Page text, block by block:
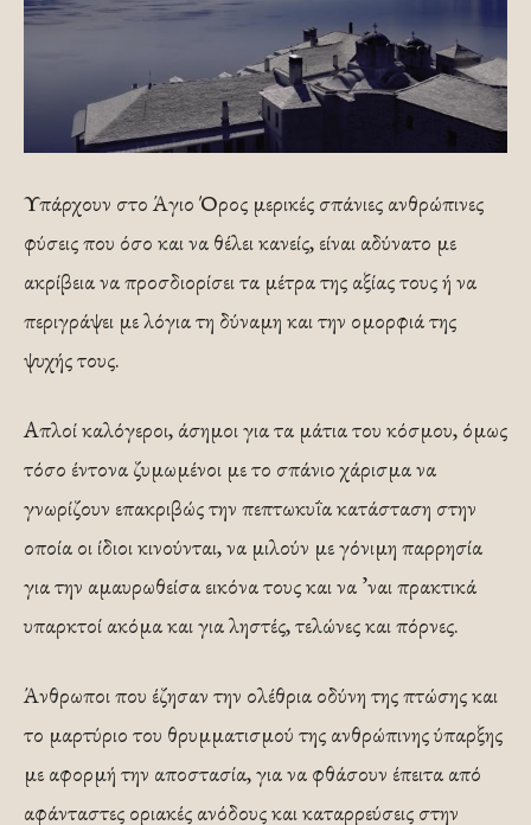
Υπάρχουν στο Άγιο Όρος μερικές σπάνιες ανθρώπινες
φύσεις που όσο και να θέλει κανείς, είναι αδύνατο με
ακρίβεια να προσδιορίσει τα μέτρα της αξίας τους ή να
περιγράψει με λόγια τη δύναμη και την ομορφιά της
ψυχής τους.
Απλοί καλόγεροι, άσημοι για τα μάτια του κόσμου, όμως
τόσο έντονα ζυμωμένοι με το σπάνιο χάρισμα να
γνωρίζουν επακριβώς την πεπτωκυΐα κατάσταση στην
οποία οι ίδιοι κινούνται, να μιλούν με γόνιμη παρρησία
για την αμαυρωθείσα εικόνα τους και να ’ναι πρακτικά
υπαρκτοί ακόμα και για ληστές, τελώνες και πόρνες.
Άνθρωποι που έζησαν την ολέθρια οδύνη της πτώσης και
το μαρτύριο του θρυμματισμού της ανθρώπινης ύπαρξης
με αφορμή την αποστασία, για να φθάσουν έπειτα από
αφάνταστες οριακές ανόδους και καταρρεύσεις στην